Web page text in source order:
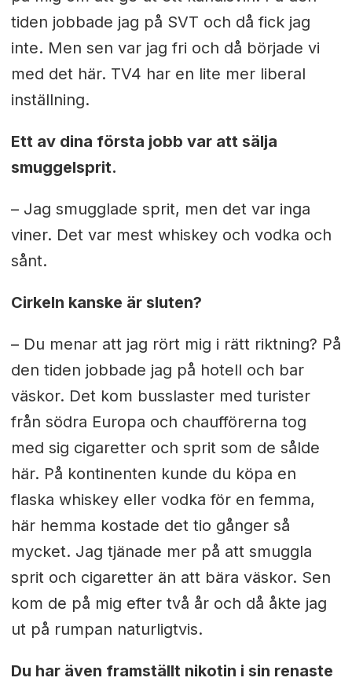
tiden jobbade jag på SVT och då fick jag
inte. Men sen var jag fri och då började vi
med det här. TV4 har en lite mer liberal
inställning.
Ett av dina första jobb var att sälja
smuggelsprit.
– Jag smugglade sprit, men det var inga
viner. Det var mest whiskey och vodka och
sånt.
Cirkeln kanske är sluten?
– Du menar att jag rört mig i rätt riktning? På
den tiden jobbade jag på hotell och bar
väskor. Det kom busslaster med turister
från södra Europa och chaufförerna tog
med sig cigaretter och sprit som de sålde
här. På kontinenten kunde du köpa en
flaska whiskey eller vodka för en femma,
här hemma kostade det tio gånger så
mycket. Jag tjänade mer på att smuggla
sprit och cigaretter än att bära väskor. Sen
kom de på mig efter två år och då åkte jag
ut på rumpan naturligtvis.
Du har även framställt nikotin i sin renaste